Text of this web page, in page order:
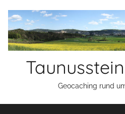
Inhalt
springen
Geocaching rund